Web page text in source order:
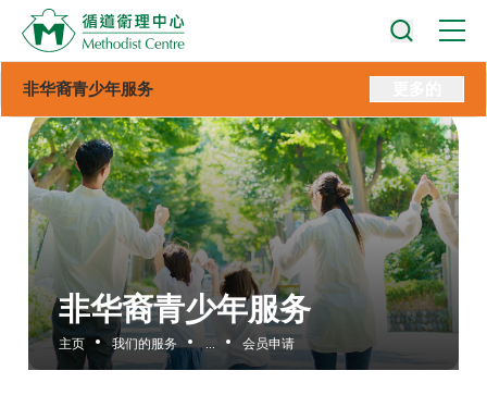
非华裔青少年服务
主页 我们的服务 会员申请
非华裔青少年服务